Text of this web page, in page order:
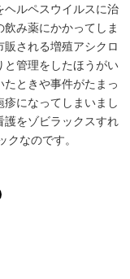
ヘルペスウイルスに治
み薬にかかってしま
される増殖アシクロ
と管理をしたほうがい
ときや事件がたまっ
になってしまいまし
護をゾビラックスすれ
なのです。